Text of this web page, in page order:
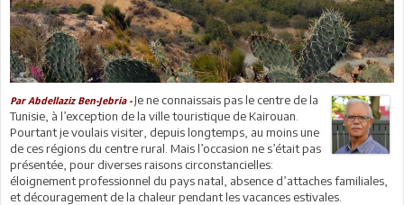
Par Abdellaziz Ben-Jebria -Je ne connaissais pas le centre de la
Tunisie, à l’exception de la ville touristique de Kairouan.
Pourtant je voulais visiter, depuis longtemps, au moins une
de ces régions du centre rural. Mais l’occasion ne s’était pas
présentée, pour diverses raisons circonstancielles:
éloignement professionnel du pays natal, absence d’attaches familiales,
et découragement de la chaleur pendant les vacances estivales.